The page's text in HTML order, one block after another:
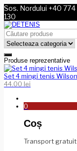
Sos. Nordului +40
130
Produse reprezentative
Set 4 mingi tenis
44.00 lei
0
Coș
Transport